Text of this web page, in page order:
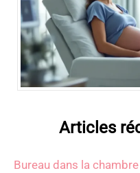
Articles
Bureau dans la